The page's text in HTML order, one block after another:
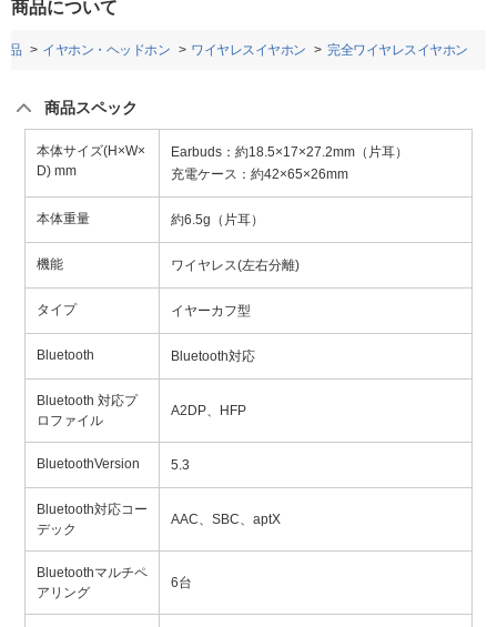
商品について
品 イヤホン・ヘッドホン ワイヤレスイヤホン 完全ワイヤレスイヤホン
商品スペック
本体サイズ(H×W×
D) mm
Earbuds：約18.5×17×27.2mm（片耳）
充電ケース：約42×65×26mm
本体重量 約6.5g（片耳）
機能 ワイヤレス(左右分離)
タイプ イヤーカフ型
Bluetooth Bluetooth対応
Bluetooth 対応プ
ロファイル
A2DP、HFP
BluetoothVersion 5.3
Bluetooth対応コー
デック
AAC、SBC、aptX
Bluetoothマルチペ
アリング
6台